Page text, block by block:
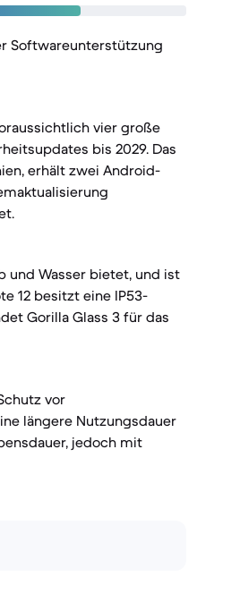
Softwareunterstützung
vier große
bis 2029. Das
erhält zwei Android-
und Wasser bietet, und ist
12 besitzt eine IP53-
Gorilla Glass 3 für das
vor
längere Nutzungsdauer
jedoch mit